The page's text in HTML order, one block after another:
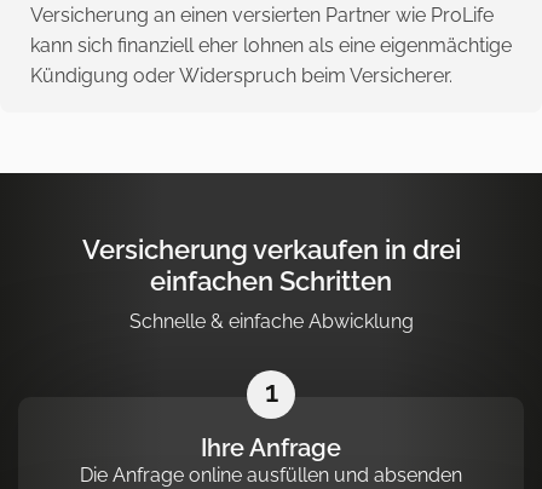
Versicherung an einen versierten Partner wie ProLife
kann sich finanziell eher lohnen als eine eigenmächtige
Kündigung oder Widerspruch beim Versicherer.
Versicherung verkaufen in drei
einfachen Schritten
Schnelle & einfache Abwicklung
1
Ihre Anfrage
Die Anfrage online ausfüllen und absenden